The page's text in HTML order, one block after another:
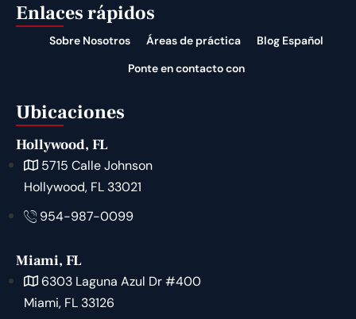
Enlaces rápidos
Sobre Nosotros Áreas de práctica
Blog Español
Ponte en contacto con
Ubicaciones
Hollywood, FL
5715 Calle Johnson
Hollywood, FL 33021
954-987-0099
Miami, FL
6303 Laguna Azul Dr #400
Miami, FL 33126